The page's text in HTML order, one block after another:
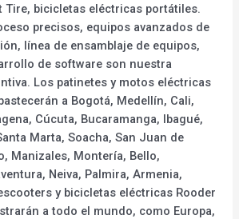
Tire, bicicletas eléctricas portátiles.
precisos, equipos avanzados de
línea de ensamblaje de equipos,
de software son nuestra
Los patinetes y motos eléctricas
a Bogotá, Medellín, Cali,
Cúcuta, Bucaramanga, Ibagué,
Marta, Soacha, San Juan de
Manizales, Montería, Bello,
Neiva, Palmira, Armenia,
y bicicletas eléctricas Rooder
a todo el mundo, como Europa,